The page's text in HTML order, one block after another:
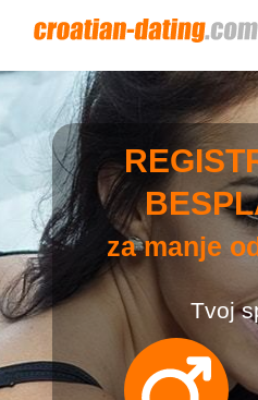
za manje
Tvoj